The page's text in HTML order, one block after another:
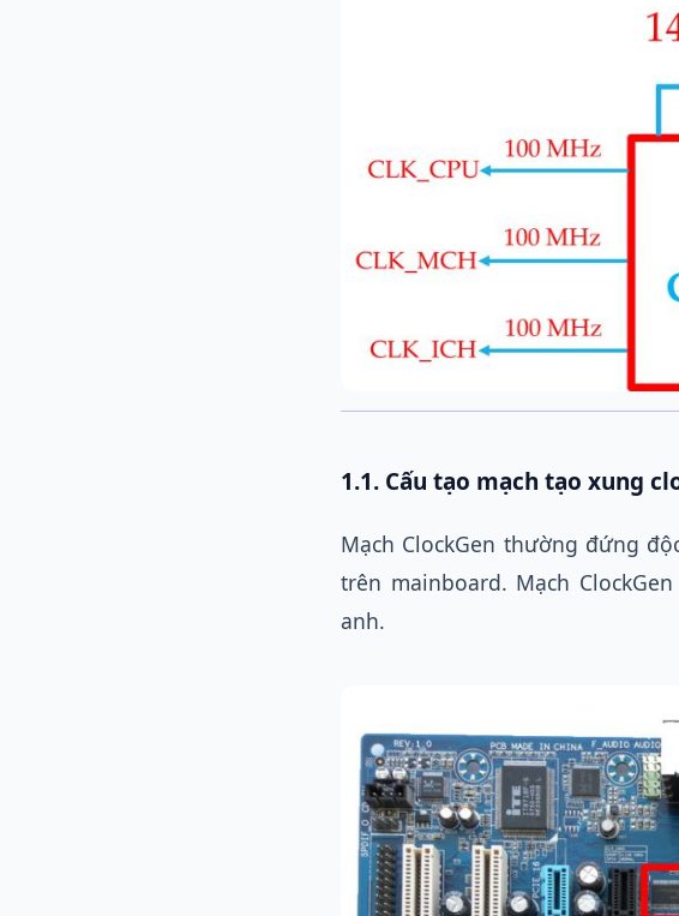
1.1. Cấu tạo mạch tạo xung
Mạch ClockGen thường đứng
trên mainboard. Mạch
anh.